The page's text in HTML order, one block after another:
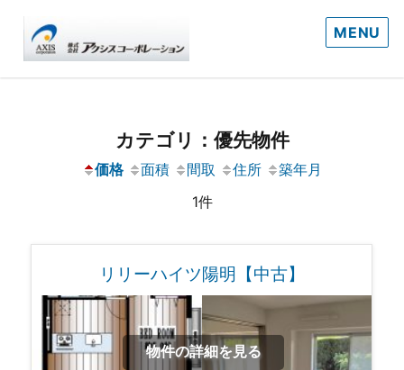
MENU
カテゴリ：優先物件
価格 面積 間取 住所
築年月
1件
リリーハイツ陽明【中古】
物件の詳細を見る